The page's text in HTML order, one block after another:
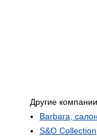
Другие
Barbara,
S&O